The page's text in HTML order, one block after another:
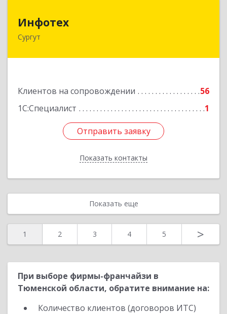
Инфотех
Сургут
Клиентов на сопровождении
56
1С:Специалист
1
Отправить заявку
Показать контакты
628400, Ханты-Мансийский Автономный округ
Отправить заявку
Назад
Показать еще
1 2 3 4 5 >
При выборе фирмы-франчайзи в
Тюменской области, обратите внимание на:
Количество клиентов (договоров ИТС)